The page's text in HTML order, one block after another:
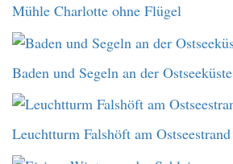
Mühle Charlotte ohne Flügel
Baden und Segeln an der Ostseeküste
Leuchtturm Falshöft am Ostseestrand